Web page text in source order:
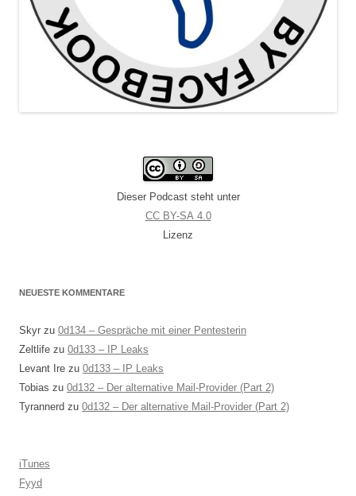
Dieser Podcast steht unter
CC BY-SA 4.0
Lizenz
NEUESTE KOMMENTARE
Skyr zu 0d134 – Gespräche mit einer Pentesterin
Zeltlife zu 0d133 – IP Leaks
Levant Ire zu 0d133 – IP Leaks
Tobias zu 0d132 – Der alternative Mail-Provider (Part 2)
Tyrannerd zu 0d132 – Der alternative Mail-Provider (Part 2)
iTunes
Fyyd